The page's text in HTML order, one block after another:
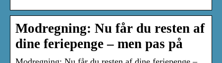
Modregning: Nu får du resten af
dine feriepenge – men pas på